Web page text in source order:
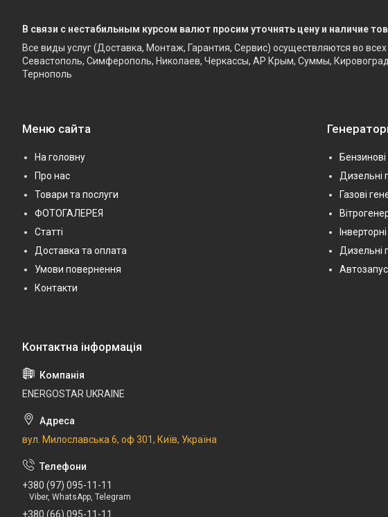
В связи с нестабильным курсом валют просим уточнять цену и наличие
Все виды услуг (Доставка, Монтаж, Гарантия, Сервис) осуществляются во
Севастополь, Симферополь, Николаев, Черкассы, АР Крым, Суммы,
Тернополь
Меню сайта
На головну
Про нас
Товари та послуги
ФОТОГАЛЕРЕЯ
Статті
Доставка та оплата
Умови повернення
Контакти
Дизельні
Газові
Дизельні
ENERGOSTAR UKRAINE
вул. Милославська 6, оф 301, Київ, Україна
+380 (97) 095-11-11
Viber, WhatsApp, Telegram
+380 (66) 095-11-11